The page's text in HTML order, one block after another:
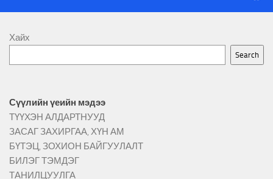
Хайх
Search
Сүүлийн үеийн мэдээ
ТҮҮХЭН АЛДАРТНУУД
ЗАСАГ ЗАХИРГАА, ХҮН АМ
БҮТЭЦ, ЗОХИОН БАЙГУУЛАЛТ
БИЛЭГ ТЭМДЭГ
ТАНИЛЦУУЛГА